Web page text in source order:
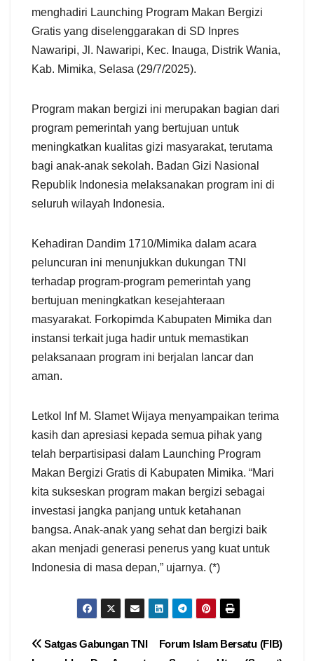
menghadiri Launching Program Makan Bergizi
Gratis yang diselenggarakan di SD Inpres
Nawaripi, Jl. Nawaripi, Kec. Inauga, Distrik Wania,
Kab. Mimika, Selasa (29/7/2025).
Program makan bergizi ini merupakan bagian dari
program pemerintah yang bertujuan untuk
meningkatkan kualitas gizi masyarakat, terutama
bagi anak-anak sekolah. Badan Gizi Nasional
Republik Indonesia melaksanakan program ini di
seluruh wilayah Indonesia.
Kehadiran Dandim 1710/Mimika dalam acara
peluncuran ini menunjukkan dukungan TNI
terhadap program-program pemerintah yang
bertujuan meningkatkan kesejahteraan
masyarakat. Forkopimda Kabupaten Mimika dan
instansi terkait juga hadir untuk memastikan
pelaksanaan program ini berjalan lancar dan
aman.
Letkol Inf M. Slamet Wijaya menyampaikan terima
kasih dan apresiasi kepada semua pihak yang
telah berpartisipasi dalam Launching Program
Makan Bergizi Gratis di Kabupaten Mimika. “Mari
kita sukseskan program makan bergizi sebagai
investasi jangka panjang untuk ketahanan
bangsa. Anak-anak yang sehat dan bergizi baik
akan menjadi generasi penerus yang kuat untuk
Indonesia di masa depan,” ujarnya. (*)
Navigasi
Forum Islam Bersatu (FIB)
Satgas Gabungan TNI